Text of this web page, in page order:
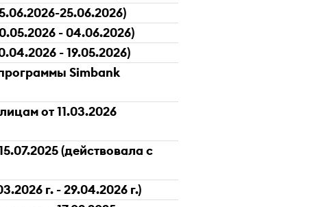
25.06.2026)
- 04.06.2026)
- 19.05.2026)
Simbank
от 11.03.2026
(действовала с
г. - 29.04.2026 г.)